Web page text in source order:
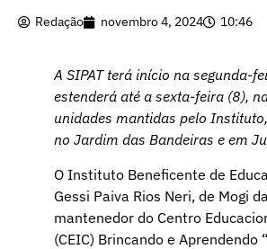
Redação novembro 4, 2024 10:46
A SIPAT terá início na segunda-
estenderá até a sexta-feira (8),
unidades mantidas pelo
no Jardim das Bandeiras e em
O Instituto Beneficente de
Gessi Paiva Rios Neri, de Mogi
mantenedor do Centro
(CEIC) Brincando e Aprendendo